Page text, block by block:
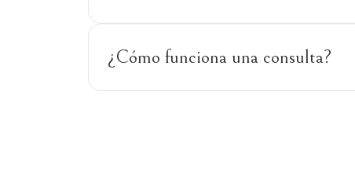
¿Cómo funciona una consulta?